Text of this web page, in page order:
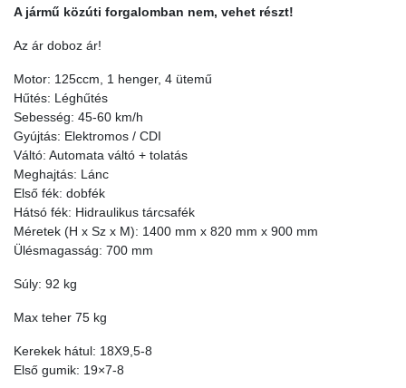
A jármű közúti forgalomban nem, vehet részt!
Az ár doboz ár!
Motor: 125ccm, 1 henger, 4 ütemű
Hűtés: Léghűtés
Sebesség: 45-60 km/h
Gyújtás: Elektromos / CDI
Váltó: Automata váltó + tolatás
Meghajtás: Lánc
Első fék: dobfék
Hátsó fék: Hidraulikus tárcsafék
Méretek (H x Sz x M): 1400 mm x 820 mm x 900 mm
Ülésmagasság: 700 mm
Súly: 92 kg
Max teher 75 kg
Kerekek hátul: 18X9,5-8
Első gumik: 19×7-8